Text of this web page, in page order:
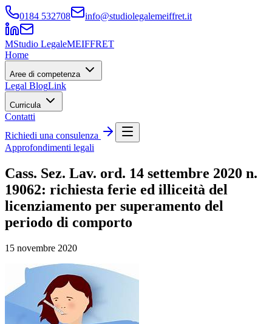
0184 532708 info@studiolegalemeiffret.it
MStudio LegaleMEIFFRET
Home
Aree di competenza
Legal BlogLink
Curricula
Contatti
Richiedi una consulenza
Approfondimenti legali
Cass. Sez. Lav. ord. 14 settembre 2020 n.
19062: richiesta ferie ed illiceità del
licenziamento per superamento del
periodo di comporto
15 novembre 2020